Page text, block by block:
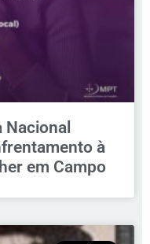
à
em Campo